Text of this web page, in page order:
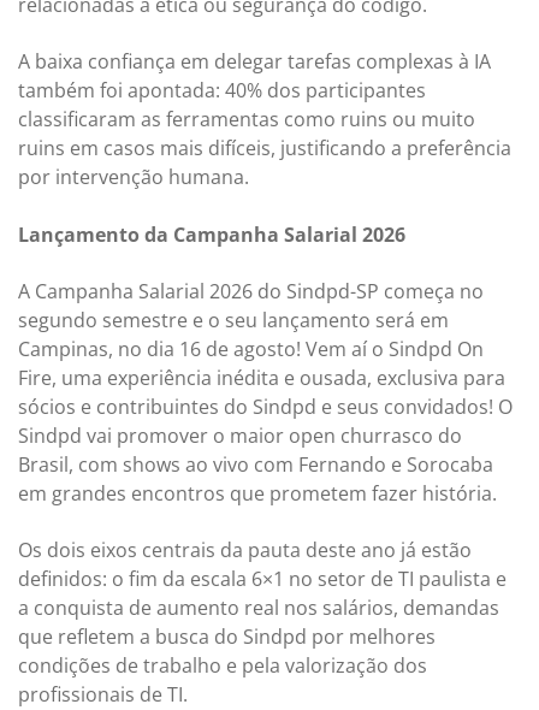
A baixa confiança em delegar tarefas complexas à IA
também foi apontada: 40% dos participantes
classificaram as ferramentas como ruins ou muito
ruins em casos mais difíceis, justificando a preferência
por intervenção humana.
Lançamento da Campanha Salarial 2026
A Campanha Salarial 2026 do Sindpd-SP começa no
segundo semestre e o seu lançamento será em
Campinas, no dia 16 de agosto! Vem aí o Sindpd On
Fire, uma experiência inédita e ousada, exclusiva para
sócios e contribuintes do Sindpd e seus convidados! O
Sindpd vai promover o maior open churrasco do
Brasil, com shows ao vivo com Fernando e Sorocaba
em grandes encontros que prometem fazer história.
Os dois eixos centrais da pauta deste ano já estão
definidos: o fim da escala 6×1 no setor de TI paulista e
a conquista de aumento real nos salários, demandas
que refletem a busca do Sindpd por melhores
condições de trabalho e pela valorização dos
profissionais de TI.